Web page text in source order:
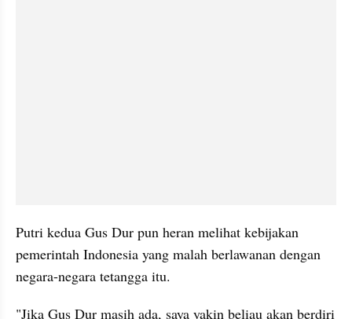
Putri kedua Gus Dur pun heran melihat kebijakan
pemerintah Indonesia yang malah berlawanan dengan
negara-negara tetangga itu.
"Jika Gus Dur masih ada, saya yakin beliau akan berdiri